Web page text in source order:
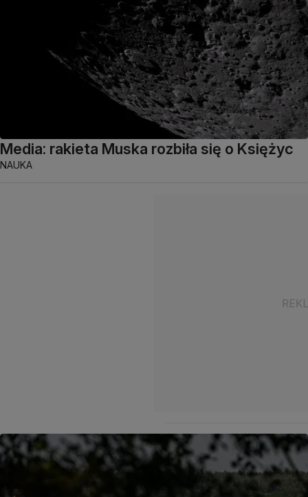
Media: rakieta Muska rozbiła się o Księżyc
NAUKA